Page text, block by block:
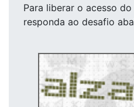
Para liberar o acesso do
responda ao desafio